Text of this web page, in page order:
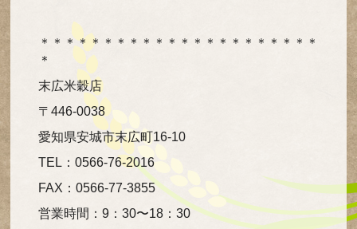
＊＊＊＊＊＊＊＊＊＊＊＊＊＊＊＊＊＊＊＊＊＊
＊
末広米穀店
〒446-0038
愛知県安城市末広町16-10
TEL：0566-76-2016
FAX：0566-77-3855
営業時間：9：30〜18：30